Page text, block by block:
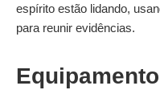
espírito estão lidando,
para reunir evidências.